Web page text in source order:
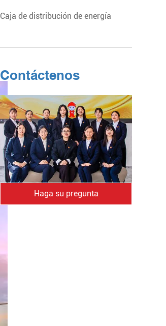
Caja de distribución de energía
Contáctenos
Haga su pregunta